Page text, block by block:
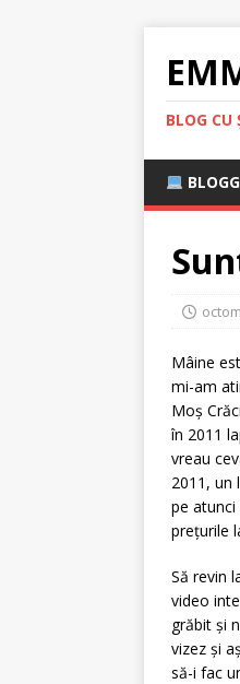
BLOG CU
Mâine
mi-am
Moș
în 2011
vreau
2011, un
pe
prețurile
Să revin
video
grăbit și
vizez și
să-i fac